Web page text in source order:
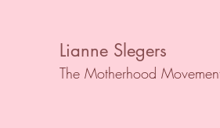
Lianne Slegers
The Motherhood